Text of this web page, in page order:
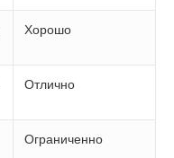
Хорошо
Отлично
Ограниченно